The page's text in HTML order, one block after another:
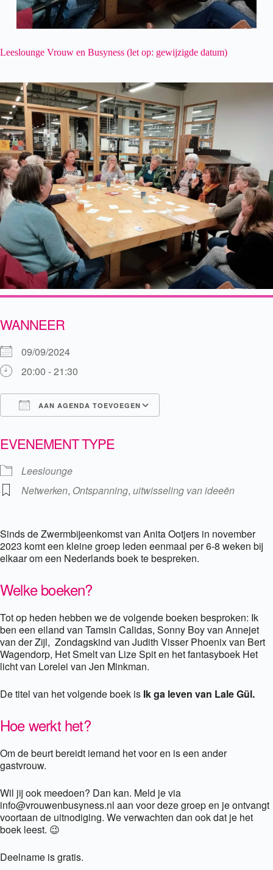
Leeslounge Vrouw en Busyness (let op: gewijzigde datum)
WANNEER
09/09/2024
20:00 - 21:30
AAN AGENDA TOEVOEGEN
EVENEMENT TYPE
Leeslounge
Netwerken, Ontspanning, uitwisseling van ideeën
Sinds de Zwermbijeenkomst van Anita Ootjers in november
2023 komt een kleine groep leden eenmaal per 6-8 weken bij
elkaar om een Nederlands boek te bespreken.
Welke boeken?
Tot op heden hebben we de volgende boeken besproken: Ik
ben een eiland van Tamsin Calidas, Sonny Boy van Annejet
van der Zijl, Zondagskind van Judith Visser Phoenix van Bert
Wagendorp, Het Smelt van Lize Spit en het fantasyboek Het
licht van Lorelei van Jen Minkman.
De titel van het volgende boek is Ik ga leven van Lale Gül.
Hoe werkt het?
Om de beurt bereidt iemand het voor en is een ander
gastvrouw.
Wil jij ook meedoen? Dan kan. Meld je via
info@vrouwenbusyness.nl aan voor deze groep en je ontvangt
voortaan de uitnodiging. We verwachten dan ook dat je het
boek leest. 😉
Deelname is gratis.